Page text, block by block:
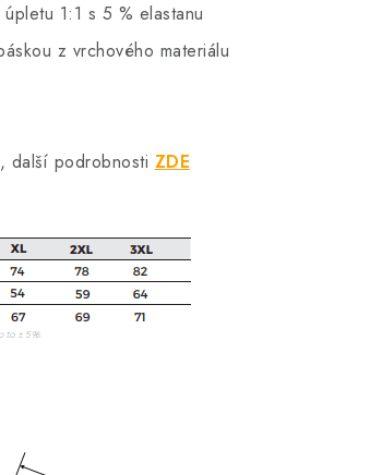
1:1 s 5 % elastanu
z vrchového materiálu
další podrobnosti ZDE